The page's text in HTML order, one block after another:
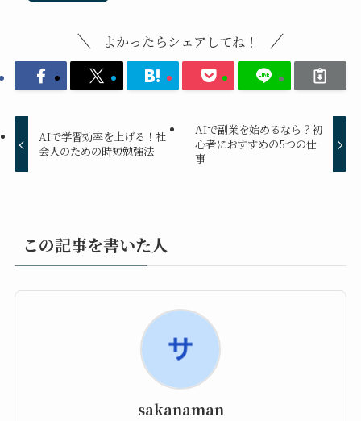
よかったらシェアしてね！
AIで学習効率を上げる！社
会人のための時短勉強法
AIで副業を始めるなら？初
心者におすすめの5つの仕
事
この記事を書いた人
sakanaman